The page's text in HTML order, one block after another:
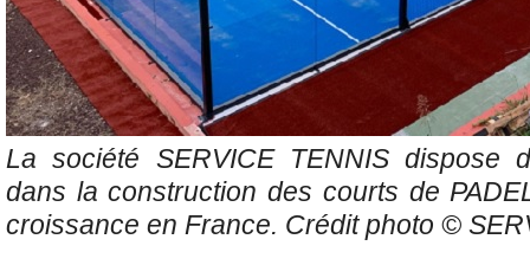
La société SERVICE TENNIS dispose
dans la construction des courts de
croissance en France. Crédit photo ©